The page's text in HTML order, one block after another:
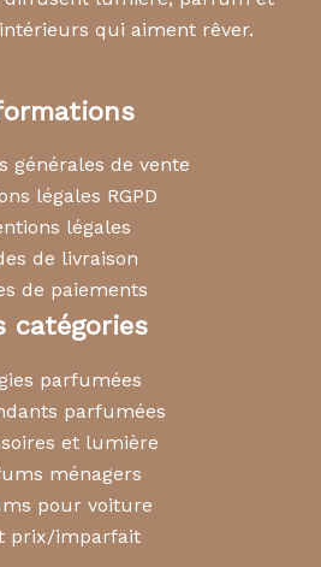
qui aiment rêver.
générales de vente
légales RGPD
légales
de livraison
de paiements
catégories
parfumées
parfumées
et lumière
ménagers
pour voiture
prix/imparfait